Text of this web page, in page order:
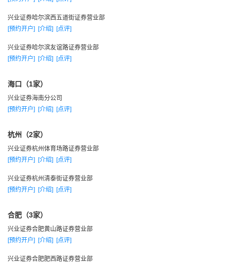
润指标在中国400多家证券经营机构中排名第6。
一九九五年
1995年，在市场持续低迷情况下，基本规避由3.27国债期
货事件等引发的全中国性市场风险。
1995年9月，主承销福建豪盛配股，开创法人股非定向转配
市场各方热烈关注。
1995年，代理证券交易总量仍居上海交易所10强，列第6
1995年，实现利润3530万元，列全中国第8位。
一九九六年
1996年，市场回暖，全年代理证券交易总量首次突破1000
1996年，主承销股票发行3家，主承销福建省地方铁路建设
1996年，公司业务立足福建，同时重心开始向上海转移。
1996年，实现利润巨幅增长，达3亿多元。
一九九七年
1997年，由于资本金和地方监管机构的因素，失去收购专
兴业证券哈尔滨西五道街证券营业部
[预约开户] [介绍] [点评]
兴业证券哈尔滨友谊路证券营业部
[预约开户] [介绍] [点评]
海口（1家）
兴业证券海南分公司
[预约开户] [介绍] [点评]
杭州（2家）
兴业证券杭州体育场路证券营业部
[预约开户] [介绍] [点评]
兴业证券杭州清泰街证券营业部
[预约开户] [介绍] [点评]
合肥（3家）
兴业证券合肥黄山路证券营业部
[预约开户] [介绍] [点评]
兴业证券合肥肥西路证券营业部